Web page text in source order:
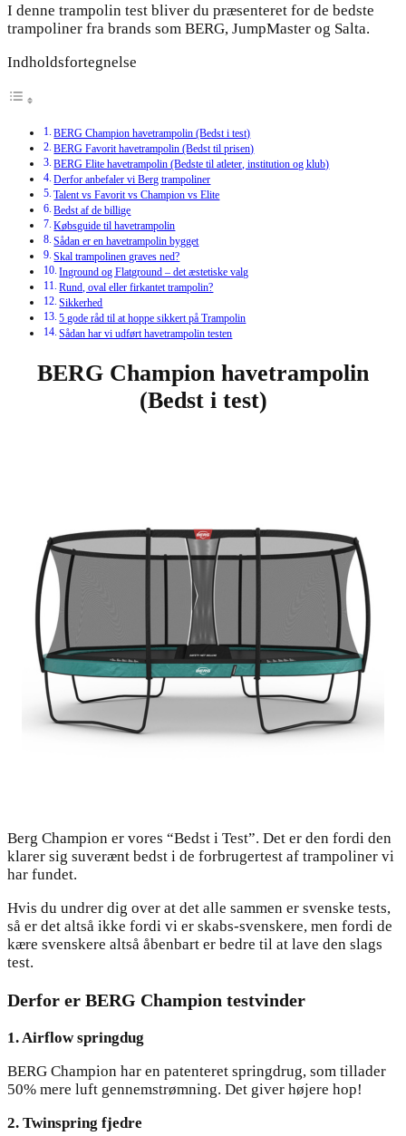
I denne trampolin test bliver du præsenteret for de bedste
trampoliner fra brands som BERG, JumpMaster og Salta.
Indholdsfortegnelse
BERG Champion havetrampolin (Bedst i test)
BERG Favorit havetrampolin (Bedst til prisen)
BERG Elite havetrampolin (Bedste til atleter, institution og klub)
Derfor anbefaler vi Berg trampoliner
Talent vs Favorit vs Champion vs Elite
Bedst af de billige
Købsguide til havetrampolin
Sådan er en havetrampolin bygget
Skal trampolinen graves ned?
Inground og Flatground – det æstetiske valg
Rund, oval eller firkantet trampolin?
Sikkerhed
5 gode råd til at hoppe sikkert på Trampolin
Sådan har vi udført havetrampolin testen
BERG Champion havetrampolin
(Bedst i test)
Berg Champion er vores “Bedst i Test”. Det er den fordi den
klarer sig suverænt bedst i de forbrugertest af trampoliner vi
har fundet.
Hvis du undrer dig over at det alle sammen er svenske tests,
så er det altså ikke fordi vi er skabs-svenskere, men fordi de
kære svenskere altså åbenbart er bedre til at lave den slags
test.
Derfor er BERG Champion testvinder
1. Airflow springdug
BERG Champion har en patenteret springdrug, som tillader
50% mere luft gennemstrømning. Det giver højere hop!
2. Twinspring fjedre